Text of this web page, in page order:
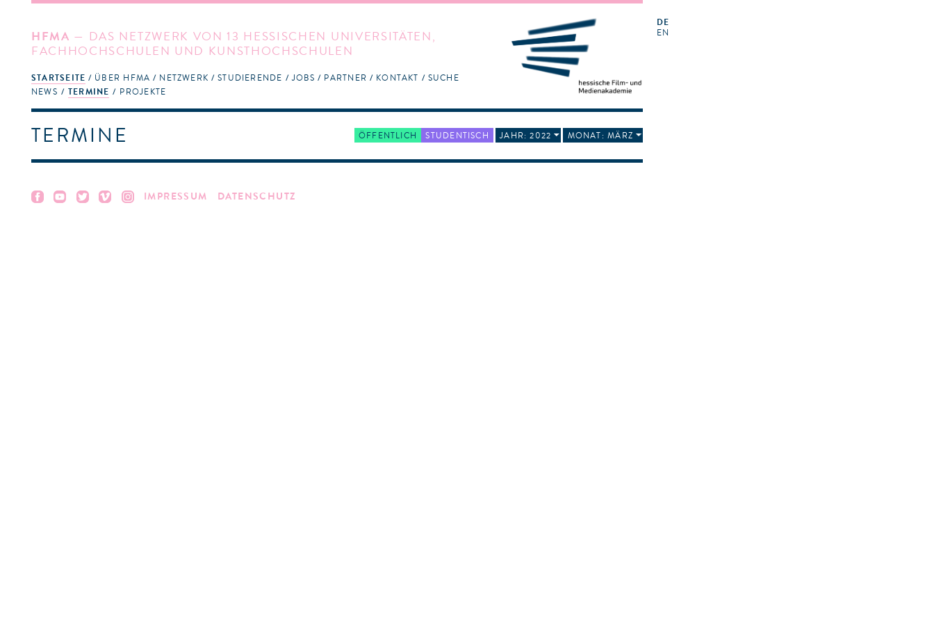
HFMA — DAS NETZWERK VON 13 HESSISCHEN UNIVERSITÄTEN,
FACHHOCHSCHULEN UND KUNSTHOCHSCHULEN
STARTSEITE
NEWS
TERMINE PROJEKTE
ÜBER HFMA NETZWERK STUDIERENDE JOBS PARTNER KONTAKT SUCHE
DE
EN
ÖFFENTLICH STUDENTISCH JAHR: 2022 MONAT: MÄRZ
TERMINE
IMPRESSUM DATENSCHUTZ